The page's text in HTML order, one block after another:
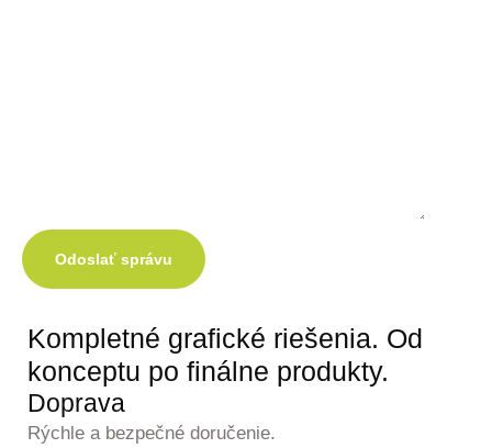
Odoslať správu
Kompletné grafické riešenia. Od
konceptu po finálne produkty.
Doprava
Rýchle a bezpečné doručenie.